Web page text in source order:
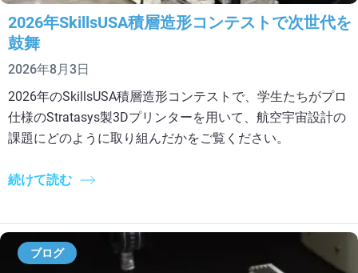
2026年SkillsUSA積層造形コンテストで次世代を
鼓舞
2026年8月3日
2026年のSkillsUSA積層造形コンテストで、学生たちがプロ
仕様のStratasys製3Dプリンターを用いて、航空宇宙設計の
課題にどのように取り組んだかをご覧ください。
続けて読む
ブログ